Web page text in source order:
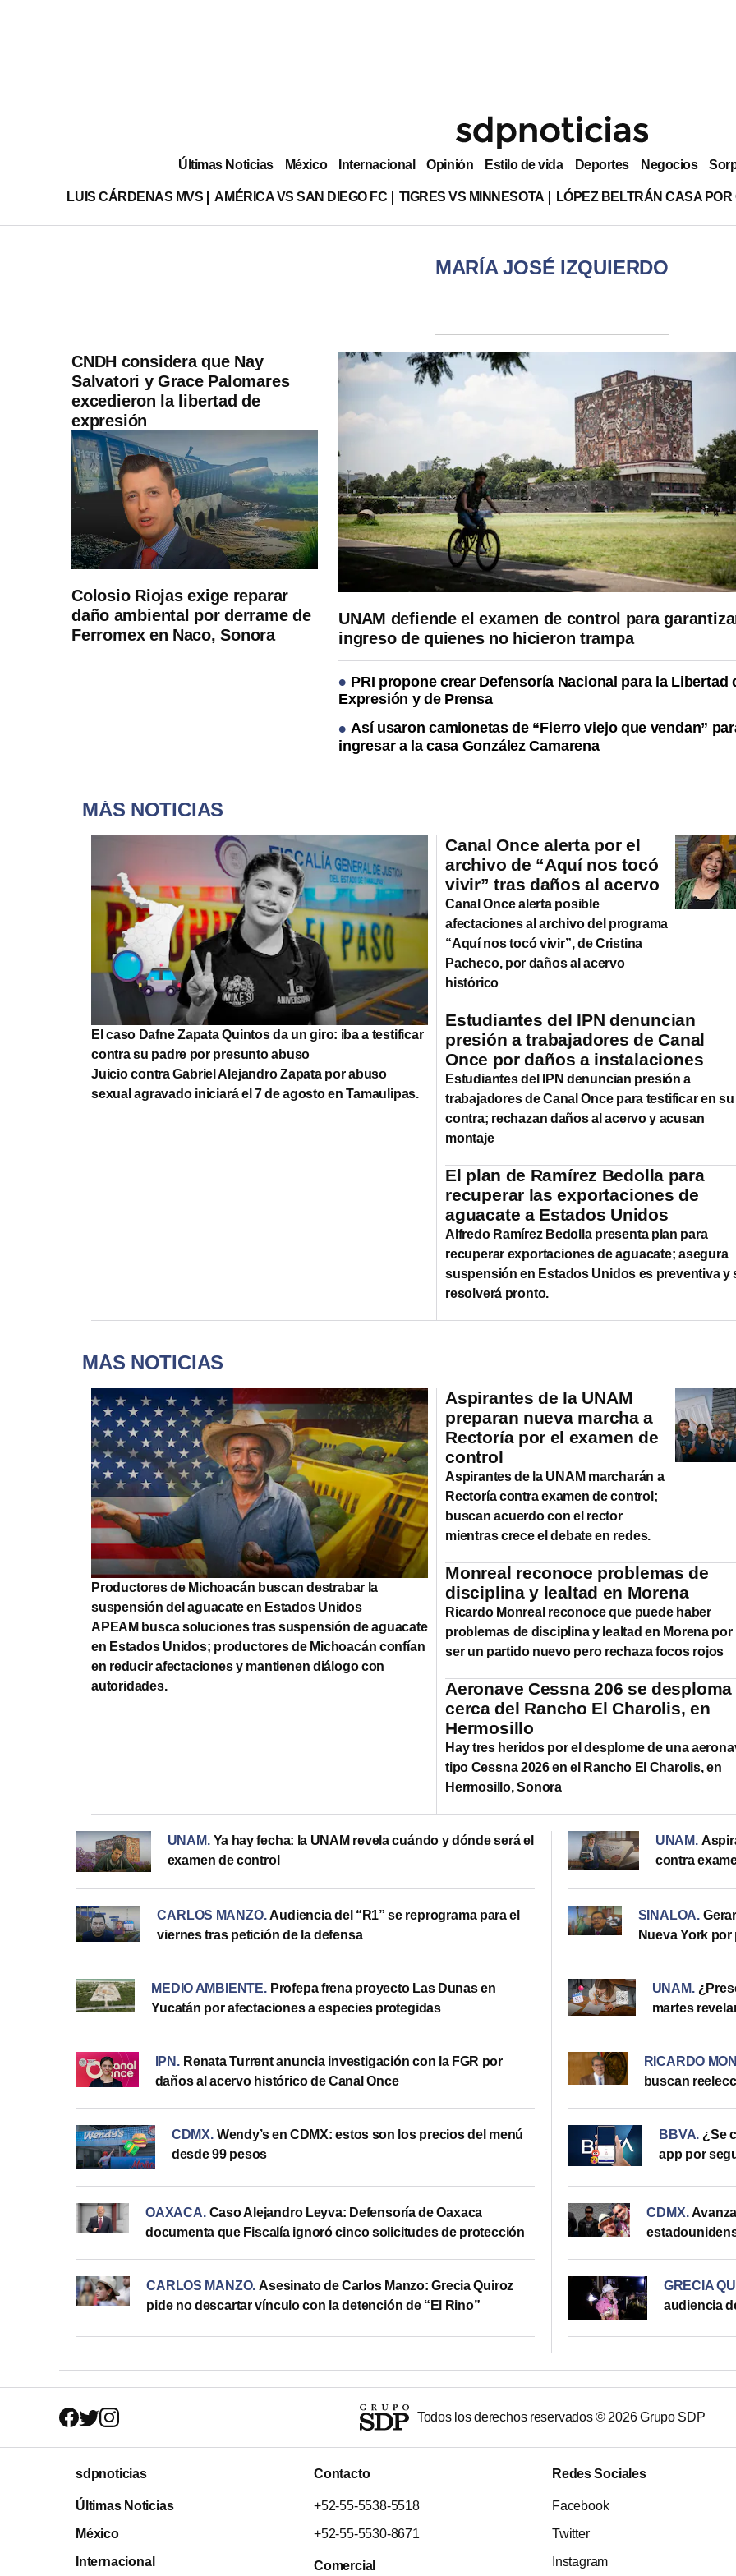
Últimas Noticias México Internacional Opinión Estilo de vida Deportes Negocios
LUIS CÁRDENAS MVS AMÉRICA VS SAN DIEGO FC TIGRES VS MINNESOTA LÓPEZ BELTRÁN CASA
MARÍA JOSÉ IZQUIERDO
CNDH considera que Nay
Salvatori y Grace Palomares
excedieron la libertad de
expresión
Colosio Riojas exige reparar
daño ambiental por derrame de
Ferromex en Naco, Sonora
UNAM defiende el examen de control para
ingreso de quienes no hicieron trampa
PRI propone crear Defensoría Nacional para la Libertad
Expresión y de Prensa
Así usaron camionetas de “Fierro viejo que vendan”
ingresar a la casa González Camarena
MÁS NOTICIAS
El caso Dafne Zapata Quintos da un giro: iba a testificar
contra su padre por presunto abuso
Juicio contra Gabriel Alejandro Zapata por abuso
sexual agravado iniciará el 7 de agosto en Tamaulipas.
Canal Once alerta por el
archivo de “Aquí nos tocó
vivir” tras daños al acervo
Canal Once alerta posible
afectaciones al archivo del programa
“Aquí nos tocó vivir”, de Cristina
Pacheco, por daños al acervo
histórico
Estudiantes del IPN denuncian
presión a trabajadores de Canal
Once por daños a instalaciones
Estudiantes del IPN denuncian presión a
trabajadores de Canal Once para testificar en su
contra; rechazan daños al acervo y acusan
montaje
El plan de Ramírez Bedolla para
recuperar las exportaciones de
aguacate a Estados Unidos
Alfredo Ramírez Bedolla presenta plan para
recuperar exportaciones de aguacate; asegura
suspensión en Estados Unidos es preventiva y
resolverá pronto.
MÁS NOTICIAS
Productores de Michoacán buscan destrabar la
suspensión del aguacate en Estados Unidos
APEAM busca soluciones tras suspensión de aguacate
en Estados Unidos; productores de Michoacán confían
en reducir afectaciones y mantienen diálogo con
autoridades.
Aspirantes de la UNAM
preparan nueva marcha a
Rectoría por el examen de
control
Aspirantes de la UNAM marcharán a
Rectoría contra examen de control;
buscan acuerdo con el rector
mientras crece el debate en redes.
Monreal reconoce problemas de
disciplina y lealtad en Morena
Ricardo Monreal reconoce que puede haber
problemas de disciplina y lealtad en Morena por
ser un partido nuevo pero rechaza focos rojos
Aeronave Cessna 206 se desploma
cerca del Rancho El Charolis, en
Hermosillo
Hay tres heridos por el desplome de una
tipo Cessna 2026 en el Rancho El Charolis, en
Hermosillo, Sonora
UNAM. Ya hay fecha: la UNAM revela cuándo y dónde será el
examen de control
UNAM.
contra
CARLOS MANZO. Audiencia del “R1” se reprograma para el
viernes tras petición de la defensa
SINALOA.
Nueva York
MEDIO AMBIENTE. Profepa frena proyecto Las Dunas en
Yucatán por afectaciones a especies protegidas
UNAM.
martes
IPN . Renata Turrent anuncia investigación con la FGR por
daños al acervo histórico de Canal Once
RICARDO
buscan
CDMX. Wendy’s en CDMX: estos son los precios del menú
desde 99 pesos
BBVA. ¿Se
app por
OAXACA. Caso Alejandro Leyva: Defensoría de Oaxaca
documenta que Fiscalía ignoró cinco solicitudes de protección
CDMX.
CARLOS MANZO. Asesinato de Carlos Manzo: Grecia Quiroz
pide no descartar vínculo con la detención de “El Rino”
GRECIA
audiencia
Todos los derechos reservados © 2026Grupo SDP
sdpnoticias
Últimas Noticias
México
Internacional
Contacto
+52-55-5538-5518
+52-55-5530-8671
Comercial
Redes Sociales
Facebook
Twitter
Instagram